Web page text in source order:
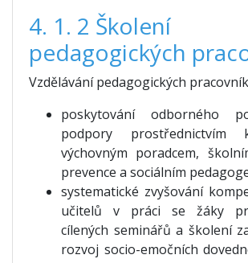
4. 1. 2 Školení
pedagogických
Vzdělávání pedagogických
poskytování odborného
podpory prostřednictvím
výchovným poradcem,
prevence a sociálním
systematické zvyšování
učitelů v práci se žáky
cílených seminářů a školení
rozvoj socio-emočních